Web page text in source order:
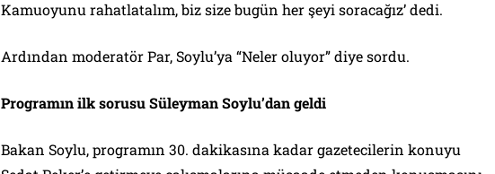
Kamuoyunu rahatlatalım, biz size bugün her şeyi soracağız’ dedi.
Ardından moderatör Par, Soylu’ya “Neler oluyor” diye sordu.
Programın ilk sorusu Süleyman Soylu’dan geldi
Bakan Soylu, programın 30. dakikasına kadar gazetecilerin konuyu